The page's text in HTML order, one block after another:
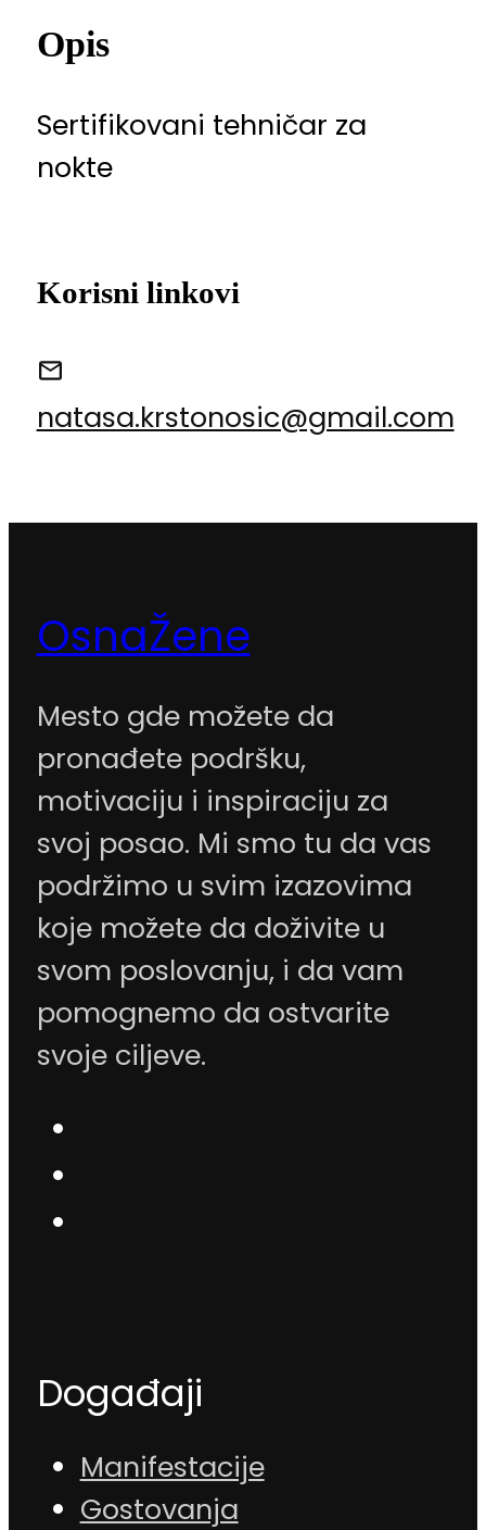
Opis
Sertifikovani tehničar za
nokte
Korisni linkovi
natasa.krstonosic@gmail.com
OsnaŽene
Mesto gde možete da
pronađete podršku,
motivaciju i inspiraciju za
svoj posao. Mi smo tu da vas
podržimo u svim izazovima
koje možete da doživite u
svom poslovanju, i da vam
pomognemo da ostvarite
svoje ciljeve.
Događaji
Manifestacije
Gostovanja